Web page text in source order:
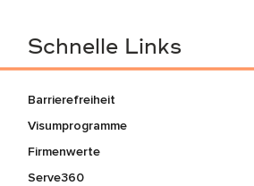
Schnelle Links
Barrierefreiheit
Visumprogramme
Firmenwerte
Serve360